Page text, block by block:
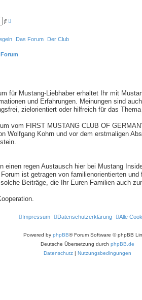
S
h
e i
e
r
h
e
Das Forum Der Club
für Mustang-Liebhaber erhaltet Ihr mit
und Erfahrungen. Meinungen sind
zielorientiert oder hilfreich für das
vom FIRST MUSTANG CLUB OF
Wolfgang Kohrn und vor dem erstmaligen
einen regen Austausch hier bei Mustang
ist getragen von familienorientierten und
Beiträge, die Ihr Euren Familien auch
Alle
Datenschutzerklärung
Impressum
Powered by phpBB® Forum Software © phpBB
Deutsche Übersetzung durch phpBB.de
Datenschutz | Nutzungsbedingungen